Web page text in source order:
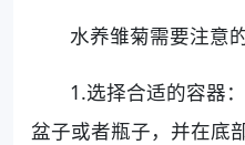
水养雏菊需要注意
1.选择合适的容器
盆子或者瓶子，并在底